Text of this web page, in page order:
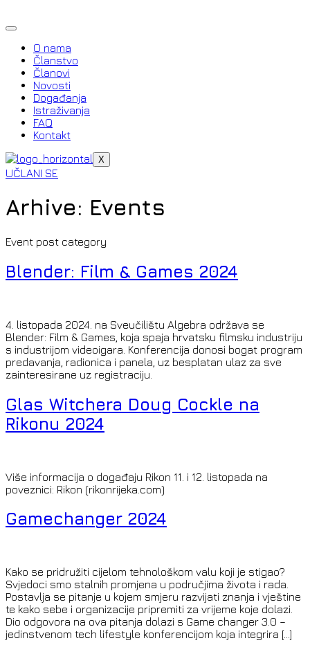
na
O nama
Članstvo
Članovi
Novosti
Događanja
Istraživanja
FAQ
Kontakt
X
UČLANI SE
Arhive: Events
Event post category
Blender: Film & Games 2024
4. listopada 2024. na Sveučilištu Algebra održava se
Blender: Film & Games, koja spaja hrvatsku filmsku industriju
s industrijom videoigara. Konferencija donosi bogat program
predavanja, radionica i panela, uz besplatan ulaz za sve
zainteresirane uz registraciju.
Glas Witchera Doug Cockle na
Rikonu 2024
Više informacija o događaju Rikon 11. i 12. listopada na
poveznici: Rikon (rikonrijeka.com)
Gamechanger 2024
Kako se pridružiti cijelom tehnološkom valu koji je stigao?
Svjedoci smo stalnih promjena u područjima života i rada.
Postavlja se pitanje u kojem smjeru razvijati znanja i vještine
te kako sebe i organizacije pripremiti za vrijeme koje dolazi.
Dio odgovora na ova pitanja dolazi s Game changer 3.0 –
jedinstvenom tech lifestyle konferencijom koja integrira […]